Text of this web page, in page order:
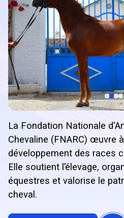
La Fondation Nationale
Chevaline (FNARC) œuvre
développement des races
Elle soutient l’élevage,
équestres et valorise le
cheval.